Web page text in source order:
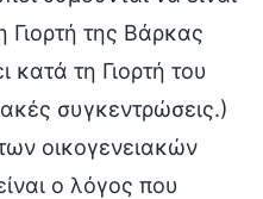
Γιορτή της Βάρκας
κατά τη Γιορτή του
συγκεντρώσεις.)
οικογενειακών
ο λόγος που